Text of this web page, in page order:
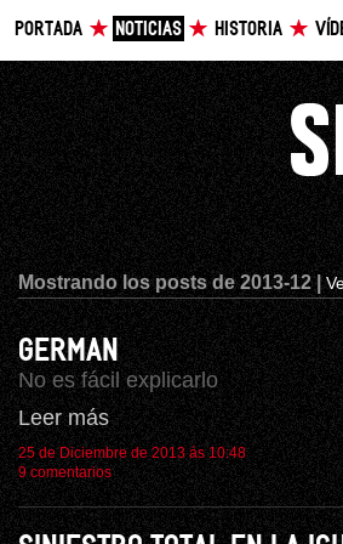
PORTADA NOTICIAS HISTORIA
Mostrando los posts de 2013-12 |
GERMAN
No es fácil explicarlo
Leer más
25 de Diciembre de 2013 ás 10:48
9 comentarios